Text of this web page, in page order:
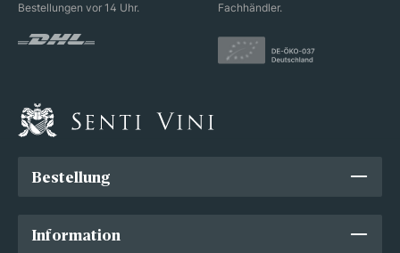
Bestellungen vor 14 Uhr.
Fachhändler.
Bestellung
Information